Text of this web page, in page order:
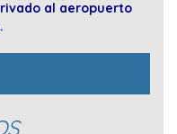
al aeropuerto